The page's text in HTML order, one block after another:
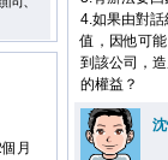
4.如果由對
值，因他可
到該公司，
的權益？
月